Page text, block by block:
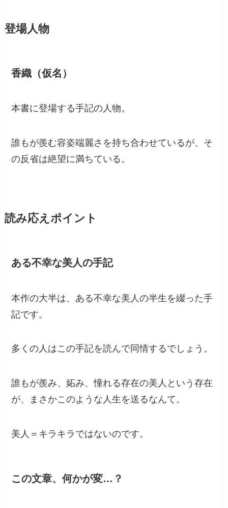
登場人物
香織（仮名）
本書に登場する手記の人物。
誰もが羨む容姿端麗さを持ち合わせているが、そ
の反省は絶望に満ちている。
読み応えポイント
ある不幸な美人の手記
本作の大半は、ある不幸な美人の半生を綴った手
記です。
多くの人はこの手記を読んで同情するでしょう。
誰もが羨み、妬み、憧れる存在の美人という存在
が、まさかこのような人生を送るなんて。
美人＝キラキラではないのです。
この文章、何かが変…？